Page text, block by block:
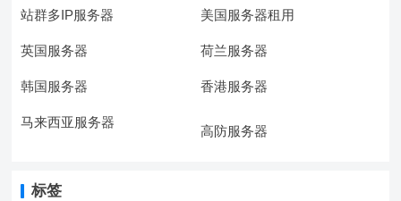
站群多IP服务器 美国服务器租用
英国服务器 荷兰服务器
韩国服务器 香港服务器
马来西亚服务器
高防服务器
标签